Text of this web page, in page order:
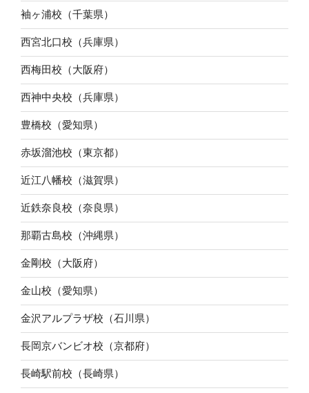
袖ヶ浦校（千葉県）
西宮北口校（兵庫県）
西梅田校（大阪府）
西神中央校（兵庫県）
豊橋校（愛知県）
赤坂溜池校（東京都）
近江八幡校（滋賀県）
近鉄奈良校（奈良県）
那覇古島校（沖縄県）
金剛校（大阪府）
金山校（愛知県）
金沢アルプラザ校（石川県）
長岡京バンビオ校（京都府）
長崎駅前校（長崎県）